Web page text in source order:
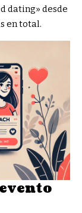
dating» desde
en total.